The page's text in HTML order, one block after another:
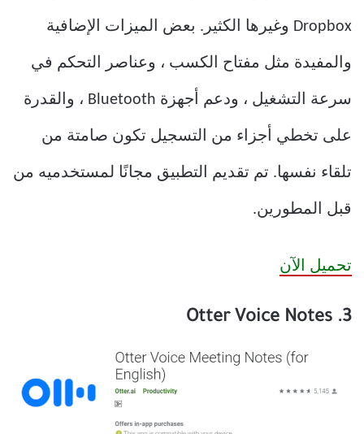
Dropbox وغيرها الكثير. بعض الميزات الإضافية
والمفيدة مثل مفتاح الكسب ، وعناصر التحكم في
سرعة التشغيل ، ودعم أجهزة Bluetooth ، والقدرة
على تخطي أجزاء من التسجيل تكون صامتة من
تلقاء نفسها. تم تقديم التطبيق مجانًا لمستخدميه من
قبل المطورين.
تحميل الآن
3. Otter Voice Notes